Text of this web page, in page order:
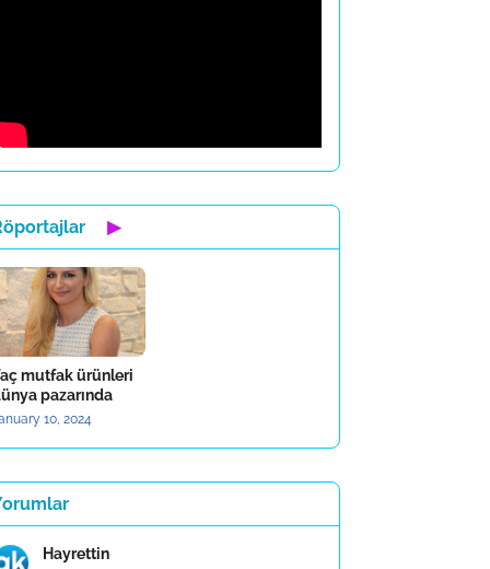
▶
mutfak ürünleri
pazarında
10, 2024
Hayrettin